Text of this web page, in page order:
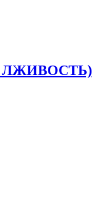
ЛЖИВОСТЬ)